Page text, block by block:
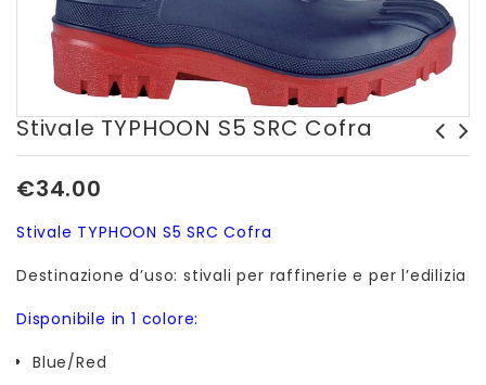
Stivale TYPHOON S5 SRC Cofra
€34.00
Stivale TYPHOON S5 SRC Cofra
Destinazione d’uso: stivali per raffinerie e per l’edilizia
Disponibile in 1 colore:
Blue/Red